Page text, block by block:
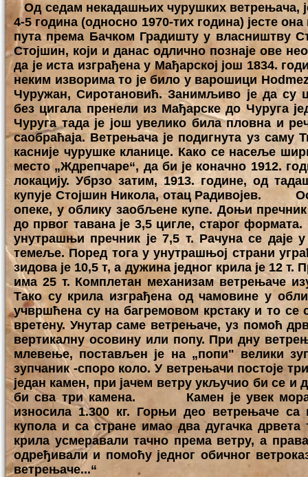
Од седам некадашњих чурушких ветрењача,
4-5 година (односно 1970-тих година) јесте
пута према Бачком Градишту у власништву
Стојшин, који и данас одлично познаје
да је иста изграђена у Мађарској још 1834.
неким изворима то је било у варошици
Чуружан, Сиротановић. Занимљиво је да су
без цигала пренели из Мађарске до Чуруга
Чуруга тада је још увелико била пловна и
саобраћаја. Ветрењача је подигнута уз саму
касније чурушке кланице. Како се насеље
место „Ждрепчаре“, да би је коначно 1912.
локацију. Убрзо затим, 1913. године, од
купује Стојшин Никола, отац Радивојев.
опеке, у облику заобљене купе. Доњи
до првог тавана је 3,5 цигле, старог
унутрашњи пречник је 7,5 т. Рачуна се даје
темеље. Поред тога у унутрашњој страни
зидова је 10,5 т, а дужина једног крила је 12
има 25 т. Комплетан механизам ветрењаче
Тако су крила изграђена од чамовине у
учвршћена су на багремовом крстаку и то се
вретену. Унутар саме ветрењаче, уз помоћ
вертикалну осовину или попу. При дну
млевење, постављен је на „попи" велики
зупчаник -споро коло. У ветрењачи постоје
један камен, при јачем ветру укључио би се
би сва три камена. Камен је увек морао
износила 1.300 кг. Горњи део ветрењаче са
купола и са стране имао два дугачка дрвета
крила усмеравали тачно према ветру, а
одређивали и помоћу једног обичног
ветрењаче...“